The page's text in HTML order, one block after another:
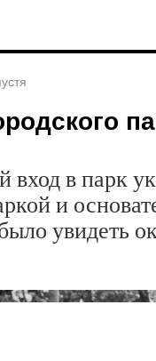
вход в парк
и
увидеть